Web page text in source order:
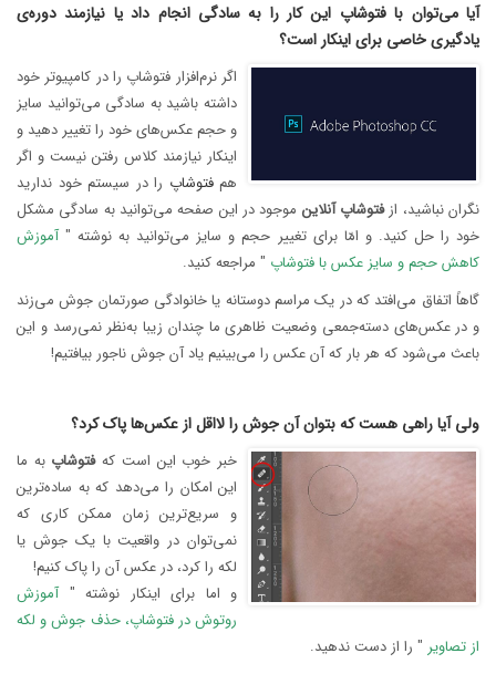
آیا می‌توان با فتوشاپ این کار را به سادگی انجام داد یا نیازمند دوره‌ی
یادگیری خاصی برای اینکار است؟
اگر نرم‌افزار فتوشاپ را در کامپیوتر خود
داشته باشید به‌ سادگی می‌توانید سایز
و حجم عکس‌های خود را تغییر دهید و
اینکار نیازمند کلاس رفتن نیست و اگر
همفتوشاپ را در سیستم خود ندارید
نگران نباشید، ازفتوشاپ آنلاین موجود در این صفحه می‌توانید به سادگی مشکل
خود را حل کنید. و امّا برای تغییر حجم و سایز می‌توانید به نوشته "آموزش
کاهش حجم و سایز عکس با فتوشاپ " مراجعه کنید.
گاهاً اتفاق می‌افتد که در یک مراسم دوستانه یا خانوادگی صورتمان جوش می‌زند
و در عکس‌های دسته‌جمعی وضعیت ظاهری ما چندان زیبا به‌نظر نمی‌رسد و این
باعث می‌شود که هر بار که آن عکس را می‌بینیم یاد آن جوش ناجور بیافتیم!
ولی آیا راهی هست که بتوان آن جوش را لااقل از عکس‌ها پاک کرد؟
خبر خوب این است کهفتوشاپ به ما
این امکان را می‌دهد که به ساده‌ترین
و سریع‌ترین زمان ممکن کاری که
نمی‌توان در واقعیت با یک جوش یا
لکه را کرد، در عکس آن را پاک کنیم!
و اما برای اینکار نوشته "آموزش
روتوش در فتوشاپ، حذف جوش‌ و لکه
از تصاویر " را از دست ندهید.